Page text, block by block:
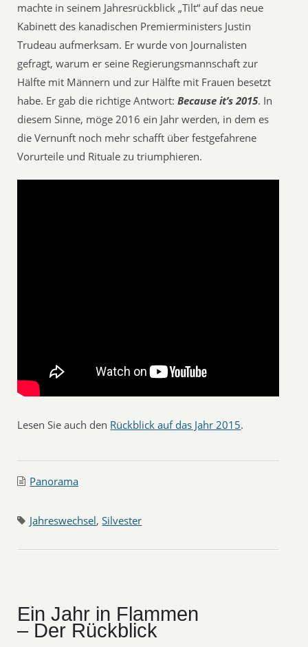
machte in seinem Jahresrückblick „Tilt“ auf das neue
Kabinett des kanadischen Premierministers Justin
Trudeau aufmerksam. Er wurde von Journalisten
gefragt, warum er seine Regierungsmannschaft zur
Hälfte mit Männern und zur Hälfte mit Frauen besetzt
habe. Er gab die richtige Antwort:Because it’s 2015. In
diesem Sinne, möge 2016 ein Jahr werden, in dem es
die Vernunft noch mehr schafft über festgefahrene
Vorurteile und Rituale zu triumphieren.
Lesen Sie auch den Rückblick auf das Jahr 2015.
Panorama
Jahreswechsel,Silvester
Ein Jahr in Flammen
– Der Rückblick